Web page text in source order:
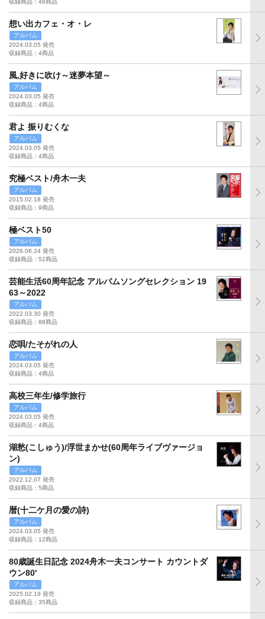
収録商品：48商品
想い出カフェ・オ・レ
アルバム
2024.03.05 発売
収録商品：4商品
風,好きに吹け～迷夢本望～
アルバム
2024.03.05 発売
収録商品：4商品
君よ 振りむくな
アルバム
2024.03.05 発売
収録商品：4商品
究極ベスト/舟木一夫
アルバム
2015.02.18 発売
収録商品：9商品
極ベスト50
アルバム
2026.06.24 発売
収録商品：52商品
芸能生活60周年記念 アルバムソングセレクション 19
63～2022
アルバム
2022.03.30 発売
収録商品：88商品
恋唄/たそがれの人
アルバム
2024.03.05 発売
収録商品：4商品
高校三年生/修学旅行
アルバム
2024.03.05 発売
収録商品：4商品
湖愁(こしゅう)/浮世まかせ(60周年ライブヴァージョ
ン)
アルバム
2022.12.07 発売
収録商品：5商品
暦(十二ケ月の愛の詩)
アルバム
2024.03.05 発売
収録商品：12商品
80歳誕生日記念 2024舟木一夫コンサート カウントダ
ウン80'
アルバム
2025.02.19 発売
収録商品：35商品